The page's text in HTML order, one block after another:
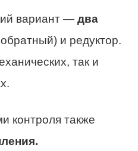
вариант — два
и редуктор.
так и
контроля также